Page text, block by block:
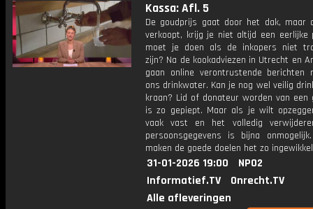
Kassa: Afl. 5
De goudprijs gaat door het dak, maar
verkoopt, krijg je niet altijd een eerlijke
moet je doen als de inkopers niet
zijn? Na de kookadviezen in Utrecht en
gaan online verontrustende berichten
ons drinkwater. Kan je nog wel veilig
kraan? Lid of donateur worden van een
is zo gepiept. Maar als je wilt
vaak vast en het volledig
persoonsgegevens is bijna
maken de goede doelen het zo
31-01-2026 19:00
NPO2
Informatief.TV
Onrecht.TV
Alle afleveringen